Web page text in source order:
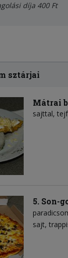
díja 400 Ft
sztárjai
Mátrai
sajttal,
5. Son-
sajt